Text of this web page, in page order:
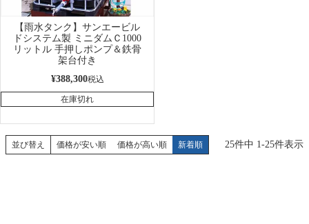
【雨水タンク】サンエービル
ドシステム製 ミニダムＣ1000
リットル 手押しポンプ＆鉄骨
架台付き
¥388,300税込
在庫切れ
並び替え 価格が安い順 価格が高い順 新着順 25件中 1-25件表示